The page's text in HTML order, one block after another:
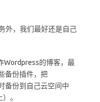
外，我们最好还是自己
Wordpress的博客，最
备份插件，把
备份到自己云空间中
。